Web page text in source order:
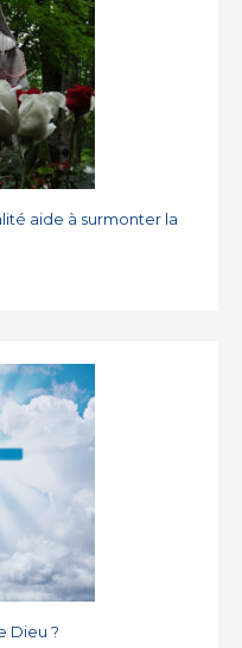
aide à surmonter la
Dieu ?